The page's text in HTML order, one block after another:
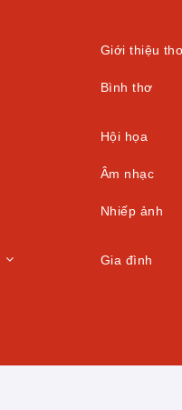
Giới thiệu
Bình thơ
Hội họa
Âm nhạc
Nhiếp ảnh
Gia đình